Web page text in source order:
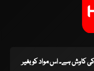
کی کاوش ہے۔ اس مواد کو بغیر